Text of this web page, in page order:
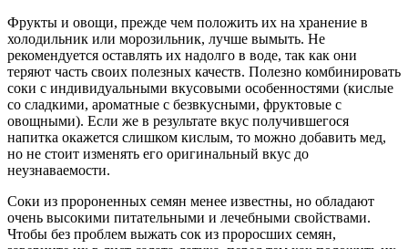
Фрукты и овощи, прежде чем положить их на хранение в
холодильник или морозильник, лучше вымыть. Не
рекомендуется оставлять их надолго в воде, так как они
теряют часть своих полезных качеств. Полезно комбинировать
соки с индивидуальными вкусовыми особенностями (кислые
со сладкими, ароматные с безвкусными, фруктовые с
овощными). Если же в результате вкус получившегося
напитка окажется слишком кислым, то можно добавить мед,
но не стоит изменять его оригинальный вкус до
неузнаваемости.
Соки из пророненных семян менее известны, но обладают
очень высокими питательными и лечебными свойствами.
Чтобы без проблем выжать сок из проросших семян,